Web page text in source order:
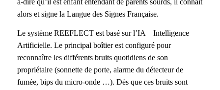
alors et signe la Langue des Signes Française.
Le système REEFLECT est basé sur l’IA – Intelligence
Artificielle. Le principal boîtier est configuré pour
reconnaître les différents bruits quotidiens de son
propriétaire (sonnette de porte, alarme du détecteur de
fumée, bips du micro-onde …). Dès que ces bruits sont